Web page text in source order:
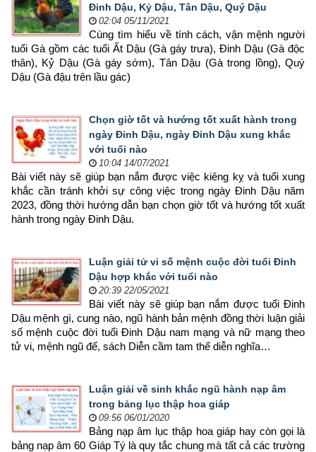
Đinh Dậu, Kỷ Dậu, Tân Dậu, Quý Dậu
02:04 05/11/2021
Cùng tìm hiểu về tính cách, vận mệnh người
tuổi Gà gồm các tuổi Ất Dậu (Gà gáy trưa), Đinh Dậu (Gà độc
thân), Kỷ Dậu (Gà gáy sớm), Tân Dậu (Gà trong lồng), Quý
Dậu (Gà đậu trên lầu gác)
Chọn giờ tốt và hướng tốt xuất hành trong
ngày Đinh Dậu, ngày Đinh Dậu xung khắc
với tuổi nào
10:04 14/07/2021
Bài viết này sẽ giúp bạn nắm được việc kiêng kỵ và tuổi xung
khắc cần tránh khởi sự công việc trong ngày Đinh Dậu năm
2023, đồng thời hướng dẫn bạn chọn giờ tốt và hướng tốt xuất
hành trong ngày Đinh Dậu.
Luận giải tử vi số mệnh cuộc đời tuổi Đinh
Dậu hợp khắc với tuổi nào
20:39 22/05/2021
Bài viết này sẽ giúp bạn nắm được tuổi Đinh
Dậu mệnh gì, cung nào, ngũ hành bản mệnh đồng thời luận giải
số mệnh cuộc đời tuổi Đinh Dậu nam mạng và nữ mạng theo
tử vi, mệnh ngũ đế, sách Diễn cầm tam thế diễn nghĩa…
Luận giải về sinh khắc ngũ hành nạp âm
trong bảng lục thập hoa giáp
09:56 06/01/2020
Bảng nạp âm lục thập hoa giáp hay còn gọi là
bảng nạp âm 60 Giáp Tý là quy tắc chung mà tất cả các trường